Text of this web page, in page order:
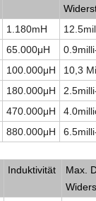
1.180mH
65.000μH
100.000μH 10,3
180.000μH
470.000μH
880.000μH
Induktivität
Max.